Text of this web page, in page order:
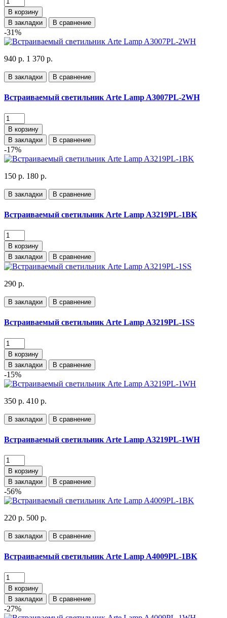
В корзину
В закладки
В сравнение
-31%
940 р. 1 370 р.
В закладки В сравнение
Встраиваемый светильник Arte Lamp A3007PL-2WH
В корзину
В закладки
В сравнение
-17%
150 р. 180 р.
В закладки В сравнение
Встраиваемый светильник Arte Lamp A3219PL-1BK
В корзину
В закладки
В сравнение
290 р.
В закладки В сравнение
Встраиваемый светильник Arte Lamp A3219PL-1SS
В корзину
В закладки
В сравнение
-15%
350 р. 410 р.
В закладки В сравнение
Встраиваемый светильник Arte Lamp A3219PL-1WH
В корзину
В закладки
В сравнение
-56%
220 р. 500 р.
В закладки В сравнение
Встраиваемый светильник Arte Lamp A4009PL-1BK
В корзину
В закладки
В сравнение
-27%